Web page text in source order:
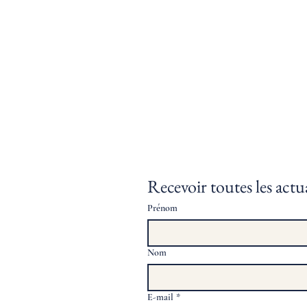
Recevoir toutes les
Prénom
Nom
E-mail *